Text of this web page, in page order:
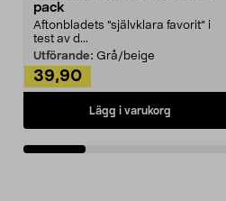
pack
Aftonbladets "självklara favorit” i
test av d...
Utförande: Grå/beige
39,90
Lägg i varukorg